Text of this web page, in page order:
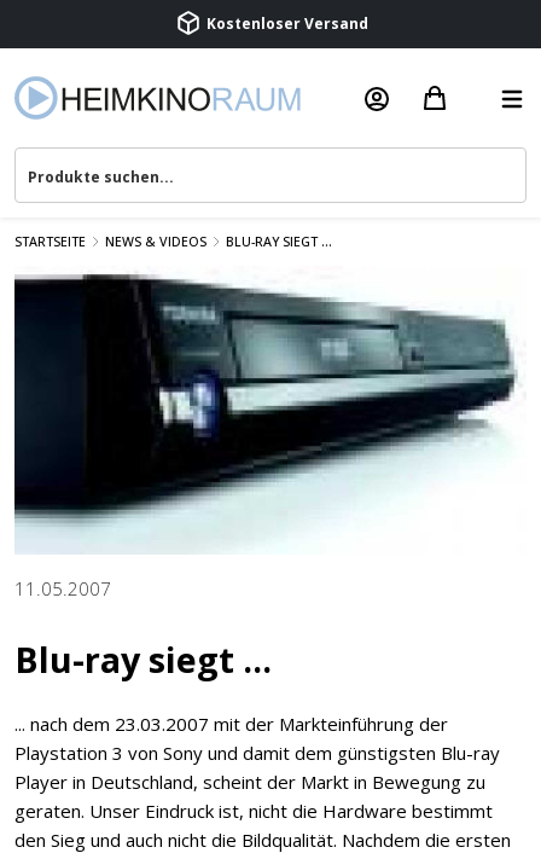
Kostenloser Versand
Beratung & Service
STARTSEITE NEWS & VIDEOS BLU-RAY SIEGT ...
11.05.2007
Blu-ray siegt ...
... nach dem 23.03.2007 mit der Markteinführung der
Playstation 3 von Sony und damit dem günstigsten Blu-ray
Player in Deutschland, scheint der Markt in Bewegung zu
geraten. Unser Eindruck ist, nicht die Hardware bestimmt
den Sieg und auch nicht die Bildqualität. Nachdem die ersten